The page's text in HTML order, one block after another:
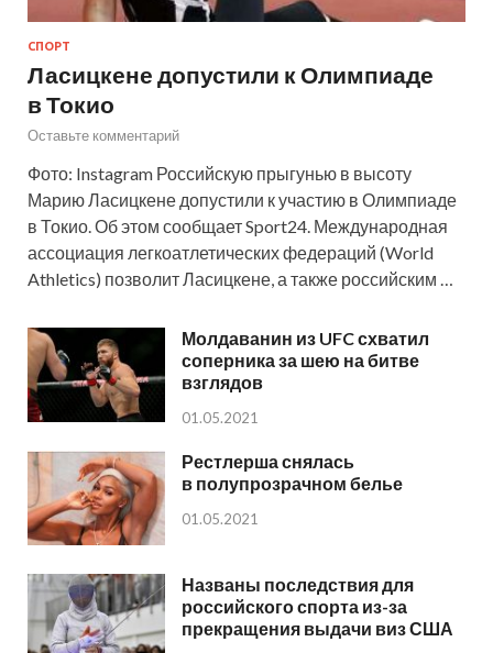
СПОРТ
Ласицкене допустили к Олимпиаде
в Токио
Оставьте комментарий
Фото: Instagram Российскую прыгунью в высоту
Марию Ласицкене допустили к участию в Олимпиаде
в Токио. Об этом сообщает Sport24. Международная
ассоциация легкоатлетических федераций (World
Athletics) позволит Ласицкене, а также российским …
Молдаванин из UFC схватил
соперника за шею на битве
взглядов
01.05.2021
Рестлерша снялась
в полупрозрачном белье
01.05.2021
Названы последствия для
российского спорта из-за
прекращения выдачи виз США